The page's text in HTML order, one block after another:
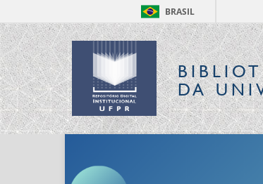
BRASIL
DA